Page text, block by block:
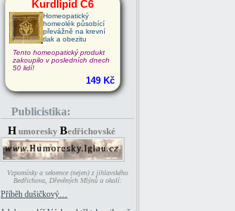
Kurdlipid C6
Homeopatický
homeolék působící
převážně na krevní
tlak a obezitu
Tento homeopatický produkt
zakoupilo v posledních dnech
50 lidí!
149 Kč
Publicistika:
H umoresky Bedřichovské
Vzpomínky a sekvence (nejen) z jihlavského
Bedřichova, Dřevěných Mlýnů a okolí:
Příběh dušičkový…